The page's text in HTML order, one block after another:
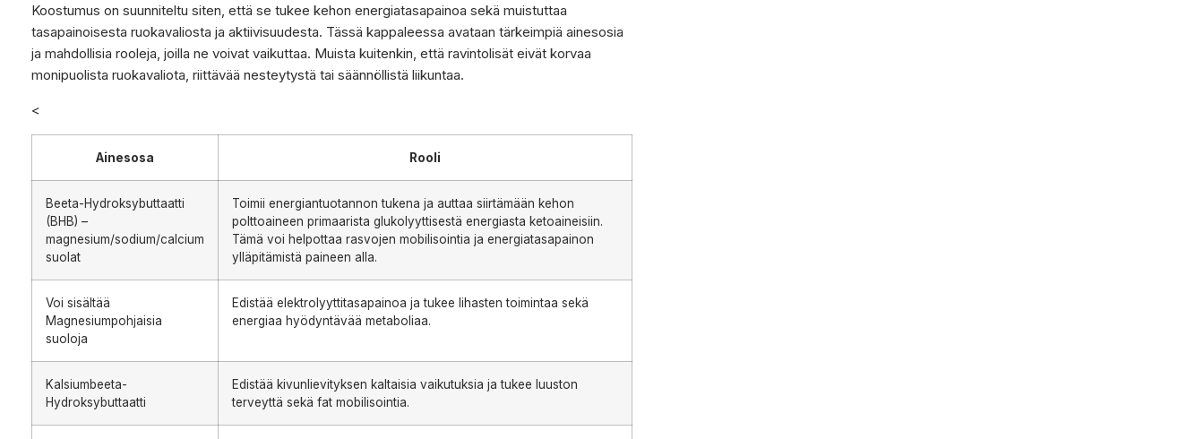
Koostumus on suunniteltu siten, että se tukee kehon energiatasapainoa sekä muistuttaa
tasapainoisesta ruokavaliosta ja aktiivisuudesta. Tässä kappaleessa avataan tärkeimpiä ainesosia
ja mahdollisia rooleja, joilla ne voivat vaikuttaa. Muista kuitenkin, että ravintolisät eivät korvaa
monipuolista ruokavaliota, riittävää nesteytystä tai säännöllistä liikuntaa.
<
Ainesosa Rooli
Beeta-Hydroksybuttaatti
(BHB) –
magnesium/sodium/calcium
suolat
Toimii energiantuotannon tukena ja auttaa siirtämään kehon
polttoaineen primaarista glukolyyttisestä energiasta ketoaineisiin.
Tämä voi helpottaa rasvojen mobilisointia ja energiatasapainon
ylläpitämistä paineen alla.
Voi sisältää
Magnesiumpohjaisia
suoloja
Edistää elektrolyyttitasapainoa ja tukee lihasten toimintaa sekä
energiaa hyödyntävää metaboliaa.
Kalsiumbeeta-
Hydroksybuttaatti
Edistää kivunlievityksen kaltaisia vaikutuksia ja tukee luuston
terveyttä sekä fat mobilisointia.